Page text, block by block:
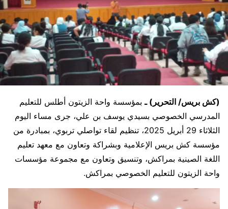
(كش بريس/ التحرير) ـبمؤسسة واحة الزيتون أطلس للتعليم
المدرسي الخصوصي بسيدي يوسف بن علي، جرى مساء اليوم
الثلاثاء 29 أبريل 2025، تنظيم لقاء تواصلي تربوي، بمبادرة من
مؤسسة كش بريس الإعلامية وبشراكة وتعاون مع معهد تعليم
اللغة الصينية بمراكش، وتنسيق وتعاون مع مجموعة مؤسسات
واحة الزيتون للتعليم الخصوصي بمراكش.